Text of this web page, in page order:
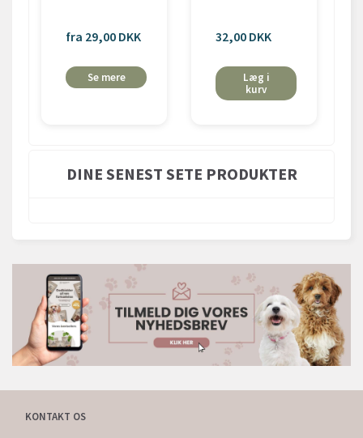
fra 29,00 DKK
Se mere
32,00 DKK
Læg i
kurv
DINE SENEST SETE PRODUKTER
KONTAKT OS